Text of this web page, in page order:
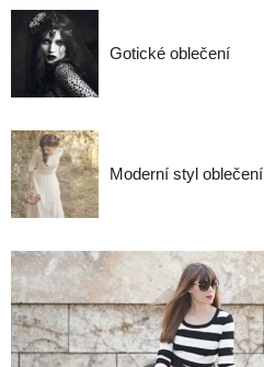
Gotické oblečení
Moderní styl oblečení